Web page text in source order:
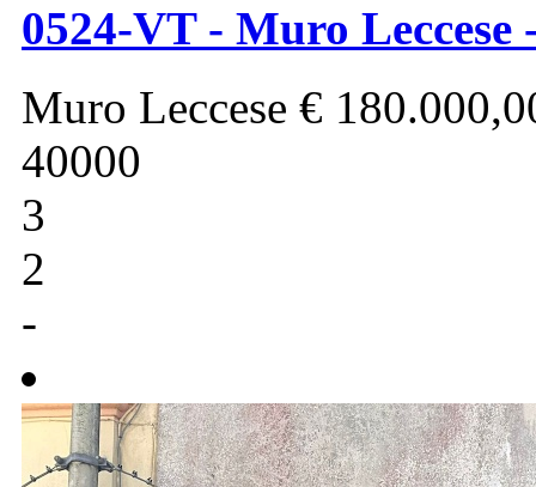
0524-VT - Muro Leccese
Muro Leccese €
40000
3
2
-